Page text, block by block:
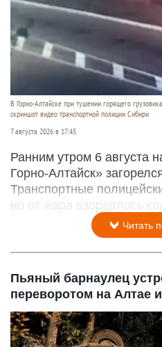
В Горно-Алтайске при тушении горящего
скриншот видео транспортной полиции Сибири
7 августа 2026 в 17:45
Ранним утром 6 августа
Горно-Алтайск»
Транспортные
но от жара взорвалось
Читать
Пьяный барнаулец
переворотом на Алтае